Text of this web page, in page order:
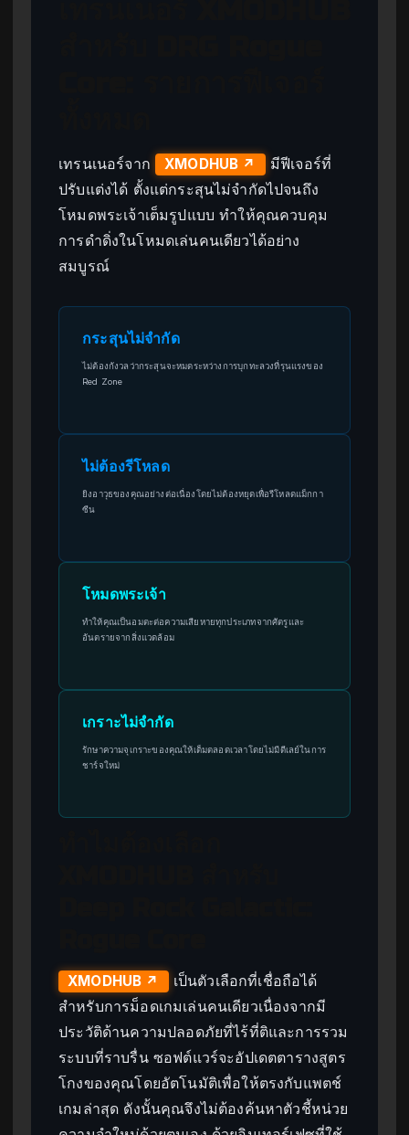
เทรนเนอร์จาก XMODHUB ↗
มีฟีเจอร์ที่
ปรับแต่งได้ ตั้งแต่กระสุนไม่จำกัดไปจนถึง
โหมดพระเจ้าเต็มรูปแบบ ทำให้คุณควบคุม
การดำดิ่งในโหมดเล่นคนเดียวได้อย่าง
สมบูรณ์
กระสุนไม่จำกัด
ไม่ต้องกังวลว่ากระสุนจะหมดระหว่างการบุกทะลวงที่รุนแรงของ
Red Zone
ไม่ต้องรีโหลด
ยิงอาวุธของคุณอย่างต่อเนื่องโดยไม่ต้องหยุดเพื่อรีโหลดแม็กกา
ซีน
โหมดพระเจ้า
ทำให้คุณเป็นอมตะต่อความเสียหายทุกประเภทจากศัตรูและ
อันตรายจากสิ่งแวดล้อม
เกราะไม่จำกัด
รักษาความจุเกราะของคุณให้เต็มตลอดเวลาโดยไม่มีดีเลย์ในการ
ชาร์จใหม่
XMODHUB ↗
เป็นตัวเลือกที่เชื่อถือได้
สำหรับการม็อดเกมเล่นคนเดียวเนื่องจากมี
ประวัติด้านความปลอดภัยที่ไร้ที่ติและการรวม
ระบบที่ราบรื่น ซอฟต์แวร์จะอัปเดตตารางสูตร
โกงของคุณโดยอัตโนมัติเพื่อให้ตรงกับแพตช์
เกมล่าสุด ดังนั้นคุณจึงไม่ต้องค้นหาตัวชี้หน่วย